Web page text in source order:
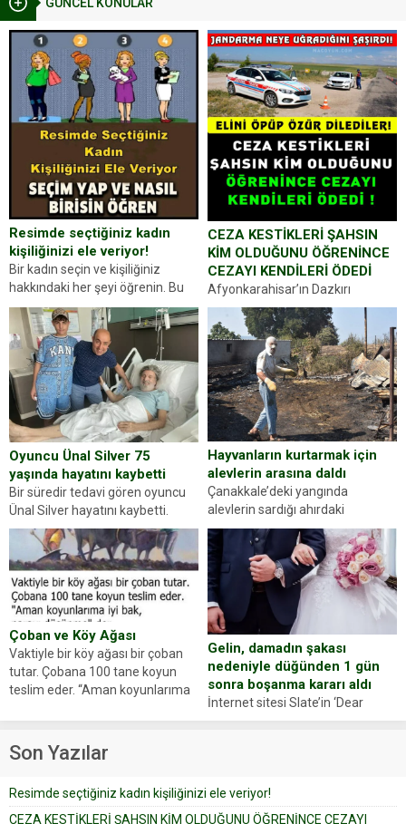
Resimde seçtiğiniz kadın
kişiliğinizi ele veriyor!
Bir kadın seçin ve kişiliğiniz
hakkındaki her şeyi öğrenin. Bu
kez karşınıza oldukça farklı bir
kişilik testiyle çıkıyoruz. Resimde
gördüğünüz kadın figürlerinden
dikkatinizi en...
CEZA KESTİKLERİ ŞAHSIN
KİM OLDUĞUNU ÖĞRENİNCE
CEZAYI KENDİLERİ ÖDEDİ
Afyonkarahisar’ın Dazkırı
ilçesinde trafik uygulaması
yapan jandarma ekipleri
durdurdukları bir otomobilin
sürücüsünden ehliyet ve ruhsat
sorup belgelerini istedi. Sürücü
Abdurrahman Ö.nün verdiği
evraklarda eksik olduğunu...
Oyuncu Ünal Silver 75
yaşında hayatını kaybetti
Bir süredir tedavi gören oyuncu
Ünal Silver hayatını kaybetti.
Haberi, oyuncunun menajerlik
ajansı duyurdu. Renda Güner,
sosyal medya hesabında “Usta
Oyuncumuz ve çok değerli
dostumuz...
Hayvanların kurtarmak için
alevlerin arasına daldı
Çanakkale’deki yangında
alevlerin sardığı ahırdaki
hayvanlarını kurtarmak isteyen
Zeki Demir (66) ölümden döndü.
Yüzünde ve ellerinde yanıklar
oluşan Demir, kâbus dolu anları
anlattı… Merkeze bağlı...
Çoban ve Köy Ağası
Vaktiyle bir köy ağası bir çoban
tutar. Çobana 100 tane koyun
teslim eder. “Aman koyunlarıma
Çoban koyunları alır gider. Aylar...
Gelin, damadın şakası
nedeniyle düğünden 1 gün
sonra boşanma kararı aldı
İnternet sitesi Slate’in ‘Dear
Prudence’ isimli tavsiye köşesine
yapıştırdığı için düğünden...
Son Yazılar
Resimde seçtiğiniz kadın kişiliğinizi ele veriyor!
CEZA KESTİKLERİ ŞAHSIN KİM OLDUĞUNU ÖĞRENİNCE CEZAYI